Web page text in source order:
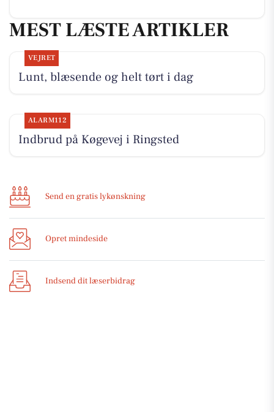
MEST LÆSTE ARTIKLER
VEJRET
Lunt, blæsende og helt tørt i dag
ALARM112
Indbrud på Køgevej i Ringsted
Send en gratis lykønskning
Opret mindeside
Indsend dit læserbidrag